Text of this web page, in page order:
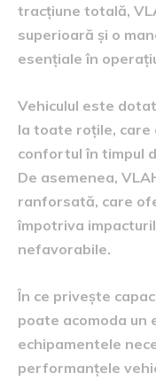
tracțiune totală,
superioară și o
esențiale în
Vehiculul este
la toate roțile,
confortul în timpul
De asemenea,
ranforsată, care
împotriva
nefavorabile.
În ce privește
poate acomoda un
echipamentele
performanțele